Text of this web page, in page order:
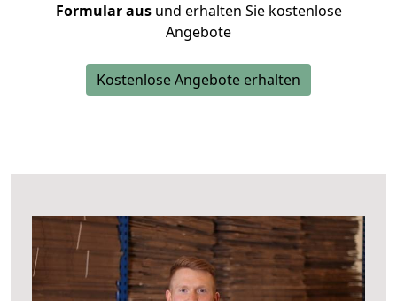
Formular ausund erhalten Sie kostenlose
Angebote
Kostenlose Angebote erhalten